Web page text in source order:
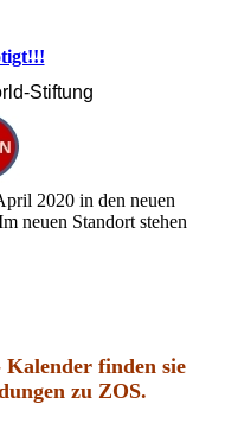
Stiftung
2020 in den neuen
neuen Standort stehen
finden sie
zu ZOS.